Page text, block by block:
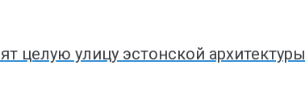
целую улицу эстонской архитектуры